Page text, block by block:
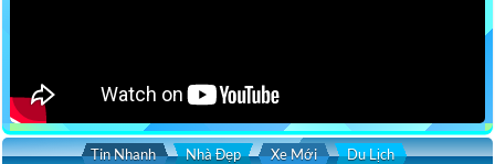
Tin Nhanh Nhà Đẹp Xe Mới Du Lịch